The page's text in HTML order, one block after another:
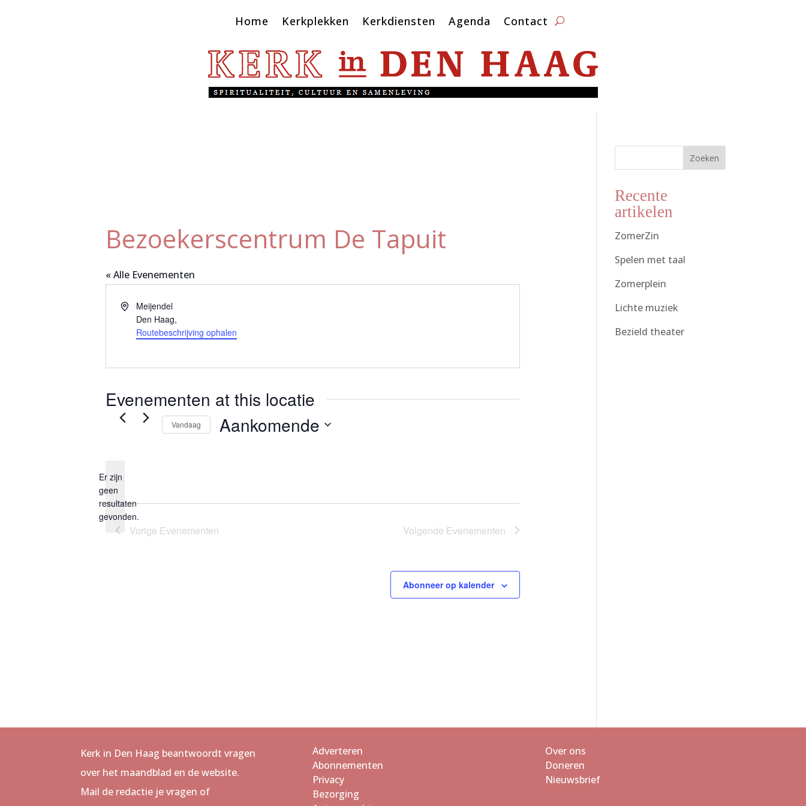
Home Kerkplekken Kerkdiensten Agenda Contact
Bezoekerscentrum De Tapuit
« Alle Evenementen
AdresMeijendel
Den Haag,
Routebeschrijving ophalen
Evenementen at this locatie
Bericht
Er zijn
geen
resultaten
gevonden.
Vandaag Aankomende
Vorige Evenementen Volgende Evenementen
Abonneer op kalender
Zoeken
Recente
artikelen
ZomerZin
Spelen met taal
Zomerplein
Lichte muziek
Bezield theater
Kerk in Den Haag beantwoordt vragen
over het maandblad en de website.
Mail de redactie je vragen of
Adverteren
Abonnementen
Privacy
Bezorging
Over ons
Doneren
Nieuwsbrief